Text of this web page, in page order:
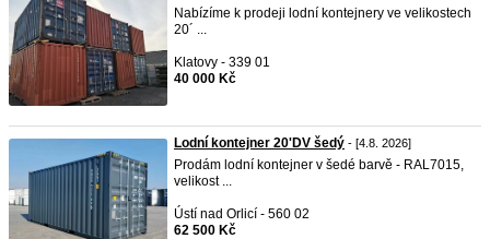
Nabízíme k prodeji lodní kontejnery ve velikostech
20´ ...
Klatovy - 339 01
40 000 Kč
Lodní kontejner 20'DV šedý - [4.8. 2026]
Prodám lodní kontejner v šedé barvě - RAL7015,
velikost ...
Ústí nad Orlicí - 560 02
62 500 Kč